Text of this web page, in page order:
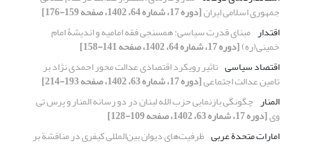
جمهوری اسلامی ایران[دوره 17، شماره 64، 1402، صفحه 159-176]
اقتدار مبنای قدرت سیاسی: همسنجی فقه امامیه و اندیشۀ امام
خمینی(ره)[دوره 17، شماره 64، 1402، صفحه 141-158]
اقتصاد سیاسی تاثیر رویکرد اقتصادی عدالت محور احمدی‌ نژاد بر
تامین عدالت اجتماعی[دوره 17، شماره 63، 1402، صفحه 193-214]
المنار چگونگی بازنمایی حزب الله لبنان در دو رسانه المنار و پرس تی
وی[دوره 17، شماره 63، 1402، صفحه 109-128]
امارات متحدة عربی ظرفیت‌های دیوان بین‌المللی کیفری در مناقشة بر